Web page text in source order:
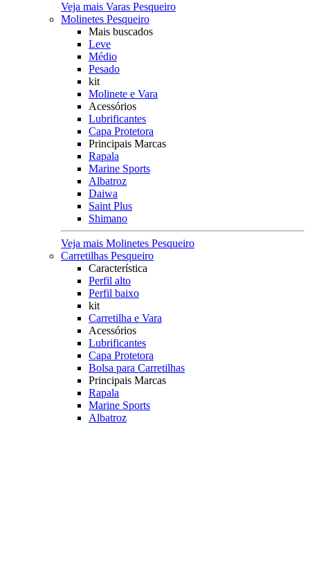
Veja mais Varas Pesqueiro
Molinetes Pesqueiro
Mais buscados
Leve
Médio
Pesado
kit
Molinete e Vara
Acessórios
Lubrificantes
Capa Protetora
Principais Marcas
Rapala
Marine Sports
Albatroz
Daiwa
Saint Plus
Shimano
Veja mais Molinetes Pesqueiro
Carretilhas Pesqueiro
Característica
Perfil alto
Perfil baixo
kit
Carretilha e Vara
Acessórios
Lubrificantes
Capa Protetora
Bolsa para Carretilhas
Principais Marcas
Rapala
Marine Sports
Albatroz